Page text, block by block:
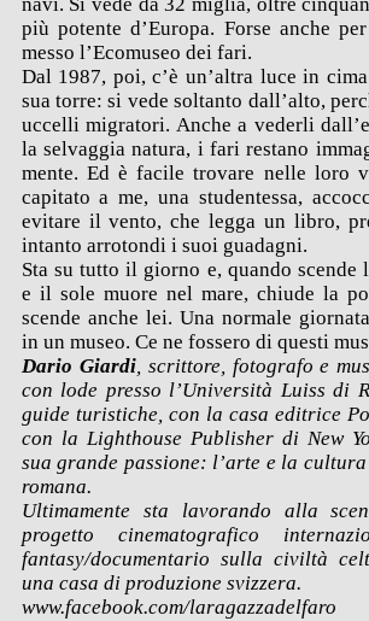
più potente d’Europa. Forse anche
messo l’Ecomuseo dei fari.
Dal 1987, poi, c’è un’altra luce in
sua torre: si vede soltanto dall’alto,
uccelli migratori. Anche a vederli
la selvaggia natura, i fari restano
mente. Ed è facile trovare nelle loro
capitato a me, una studentessa,
evitare il vento, che legga un libro,
intanto arrotondi i suoi guadagni.
Sta su tutto il giorno e, quando scende
e il sole muore nel mare, chiude la
scende anche lei. Una normale
in un museo. Ce ne fossero di questi
Dario Giardi, scrittore, fotografo e
con lode presso l’Università Luiss di
guide turistiche, con la casa editrice
con la Lighthouse Publisher di New
sua grande passione: l’arte e la
romana.
Ultimamente sta lavorando alla
progetto cinematografico
fantasy/documentario sulla civiltà
una casa di produzione svizzera.
www.facebook.com/laragazzadelfaro